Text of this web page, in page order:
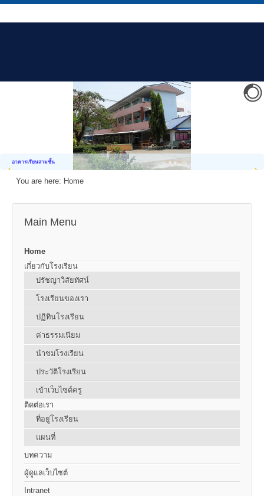
อาคารเรียนสามชั้น
You are here: Home
Main Menu
Home
เกี่ยวกับโรงเรียน
ปรัชญาวิสัยทัศน์
โรงเรียนของเรา
ปฏิทินโรงเรียน
ค่าธรรมเนียม
นำชมโรงเรียน
ประวัติโรงเรียน
เข้าเว็บไซต์ครู
ติดต่อเรา
ที่อยู่โรงเรียน
แผนที่
บทความ
ผู้ดูแลเว็บไซต์
Intranet